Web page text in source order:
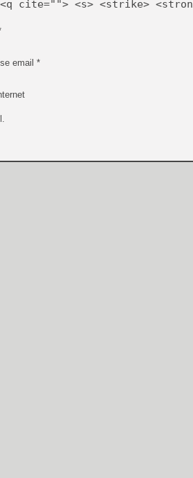
[GK] Minecraft et ses «
[GK] Beast of
[GK] Ubisoft : fin de partie
cite=""> <s> <strike>
email *